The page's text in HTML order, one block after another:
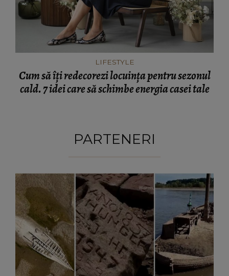
LIFESTYLE
Cum să îți redecorezi locuința pentru sezonul
cald. 7 idei care să schimbe energia casei tale
PARTENERI